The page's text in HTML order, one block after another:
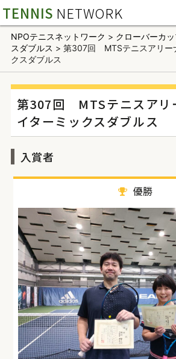
TENNIS NETWORK
NPOテニスネットワーク > クローバーカ
スダブルス > 第307回 MTSテニスアリー
クスダブルス
第307回 MTSテニスア
イターミックスダブルス
入賞者
優勝